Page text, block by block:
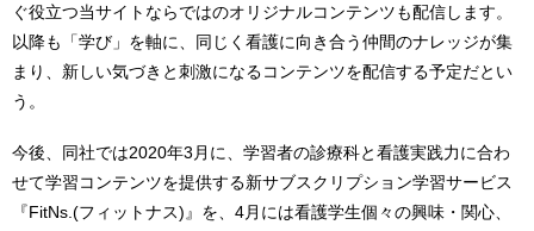
ぐ役立つ当サイトならではのオリジナルコンテンツも配信します。
以降も「学び」を軸に、同じく看護に向き合う仲間のナレッジが集
まり、新しい気づきと刺激になるコンテンツを配信する予定だとい
う。
今後、同社では2020年3月に、学習者の診療科と看護実践力に合わ
せて学習コンテンツを提供する新サブスクリプション学習サービス
『FitNs.(フィットナス)』を、4月には看護学生個々の興味・関心、